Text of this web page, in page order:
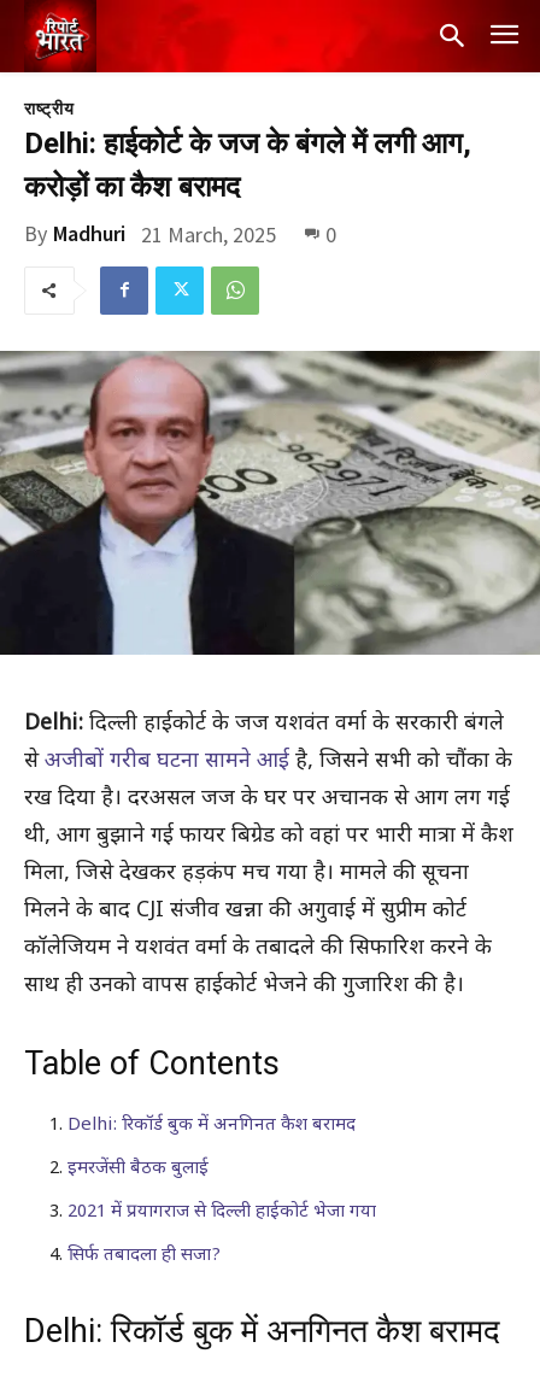
राष्ट्रीय
Delhi: हाईकोर्ट के जज के बंगले में लगी आग,
करोड़ों का कैश बरामद
By Madhuri 21 March, 2025 0
Delhi: दिल्ली हाईकोर्ट के जज यशवंत वर्मा के सरकारी बंगले
सेअजीबों गरीब घटना सामने आई है, जिसने सभी को चौंका के
रख दिया है। दरअसल जज के घर पर अचानक से आग लग गई
थी, आग बुझाने गई फायर बिग्रेड को वहां पर भारी मात्रा में कैश
मिला, जिसे देखकर हड़कंप मच गया है। मामले की सूचना
मिलने के बाद CJI संजीव खन्ना की अगुवाई में सुप्रीम कोर्ट
कॉलेजियम ने यशवंत वर्मा के तबादले की सिफारिश करने के
साथ ही उनको वापस हाईकोर्ट भेजने की गुजारिश की है।
Table of Contents
Delhi: रिकॉर्ड बुक में अनगिनत कैश बरामद
इमरजेंसी बैठक बुलाई
2021 में प्रयागराज से दिल्ली हाईकोर्ट भेजा गया
सिर्फ तबादला ही सजा?
Delhi: रिकॉर्ड बुक में अनगिनत कैश बरामद